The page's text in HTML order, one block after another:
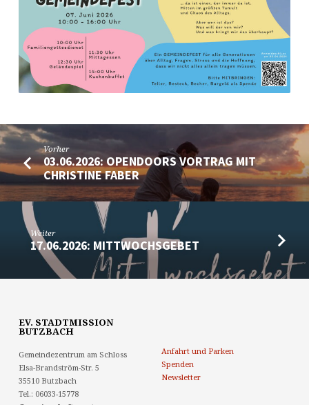
Vorher
03.06.2026: OPENDOORS VORTRAG MIT
CHRISTINE FABER
Weiter
17.06.2026: MITTWOCHSGEBET
EV. STADTMISSION
BUTZBACH
Gemeindezentrum am Schloss
Elsa-Brandström-Str. 5
35510 Butzbach
Tel.: 06033-15778
Anfahrt und Parken
Spenden
Newsletter